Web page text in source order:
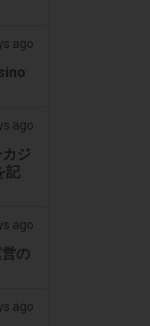
ago
ago
ジ
記
ago
の
ago